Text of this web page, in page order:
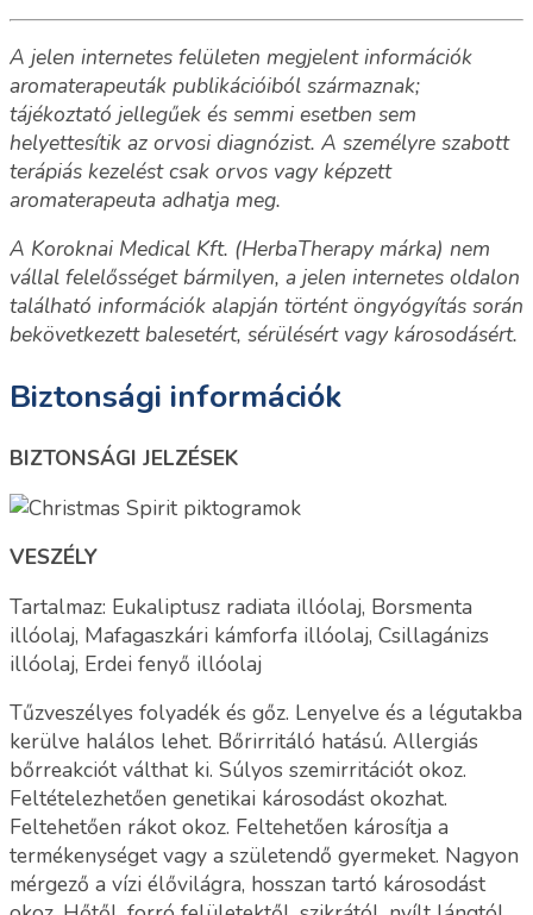
A jelen internetes felületen megjelent információk
aromaterapeuták publikációiból származnak;
tájékoztató jellegűek és semmi esetben sem
helyettesítik az orvosi diagnózist. A személyre szabott
terápiás kezelést csak orvos vagy képzett
aromaterapeuta adhatja meg.
A Koroknai Medical Kft. (HerbaTherapy márka) nem
vállal felelősséget bármilyen, a jelen internetes oldalon
található információk alapján történt öngyógyítás során
bekövetkezett balesetért, sérülésért vagy károsodásért.
Biztonsági információk
BIZTONSÁGI JELZÉSEK
VESZÉLY
Tartalmaz: Eukaliptusz radiata illóolaj, Borsmenta
illóolaj, Mafagaszkári kámforfa illóolaj, Csillagánizs
illóolaj, Erdei fenyő illóolaj
Tűzveszélyes folyadék és gőz. Lenyelve és a légutakba
kerülve halálos lehet. Bőrirritáló hatású. Allergiás
bőrreakciót válthat ki. Súlyos szemirritációt okoz.
Feltételezhetően genetikai károsodást okozhat.
Feltehetően rákot okoz. Feltehetően károsítja a
termékenységet vagy a születendő gyermeket. Nagyon
mérgező a vízi élővilágra, hosszan tartó károsodást